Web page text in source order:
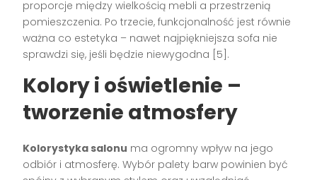
proporcje między wielkością mebli a przestrzenią
pomieszczenia. Po trzecie, funkcjonalność jest równie
ważna co estetyka – nawet najpiękniejsza sofa nie
sprawdzi się, jeśli będzie niewygodna [5].
Kolory i oświetlenie –
tworzenie atmosfery
Kolorystyka salonu ma ogromny wpływ na jego
odbiór i atmosferę. Wybór palety barw powinien być